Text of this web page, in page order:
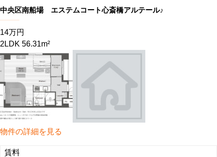
中央区南船場 エステムコート心斎橋アルテール♪
14万円
2LDK 56.31m²
物件の詳細を見る
賃料